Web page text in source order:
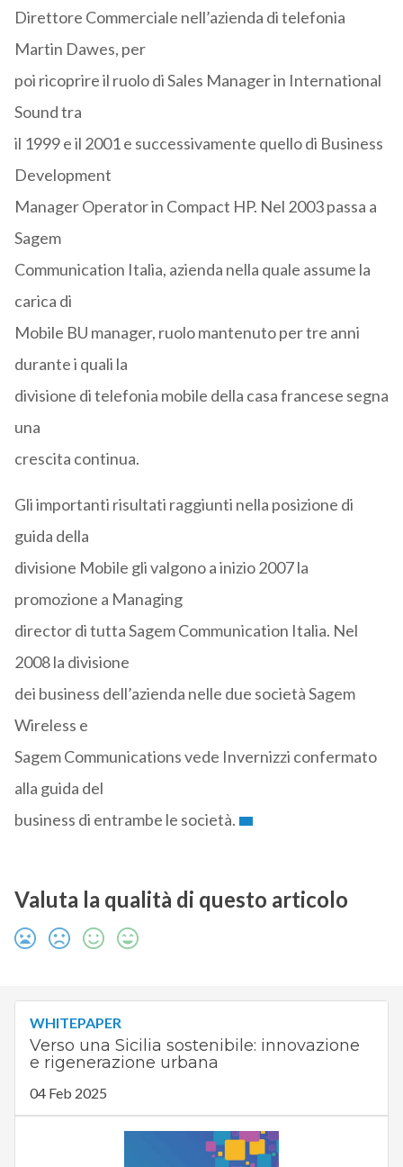
Direttore Commerciale nell’azienda di telefonia
Martin Dawes, per
poi ricoprire il ruolo di Sales Manager in International
Sound tra
il 1999 e il 2001 e successivamente quello di Business
Development
Manager Operator in Compact HP. Nel 2003 passa a
Sagem
Communication Italia, azienda nella quale assume la
carica di
Mobile BU manager, ruolo mantenuto per tre anni
durante i quali la
divisione di telefonia mobile della casa francese segna
una
crescita continua.
Gli importanti risultati raggiunti nella posizione di
guida della
divisione Mobile gli valgono a inizio 2007 la
promozione a Managing
director di tutta Sagem Communication Italia. Nel
2008 la divisione
dei business dell’azienda nelle due società Sagem
Wireless e
Sagem Communications vede Invernizzi confermato
alla guida del
business di entrambe le società.
Valuta la qualità di questo articolo
WHITEPAPER
Verso una Sicilia sostenibile: innovazione
e rigenerazione urbana
04 Feb 2025